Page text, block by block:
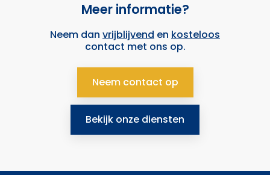
Meer informatie?
Neem dan vrijblijvend en kosteloos
contact met ons op.
Neem contact op
Bekijk onze diensten